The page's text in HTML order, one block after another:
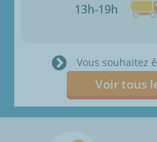
13h-19h
Vous souhaitez
Voir tous